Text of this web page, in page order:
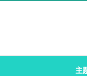
主